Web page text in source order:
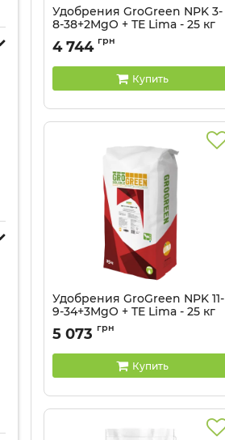
Удобрения GroGreen NPK 3-
8-38+2MgO + ТЕ Lima - 25 кг
Артикул: 32041320
4 744 грн
Купить
Удобрения GroGreen NPK 11-
9-34+3MgO + TE Lima - 25 кг
Артикул: 32041317
5 073 грн
Купить